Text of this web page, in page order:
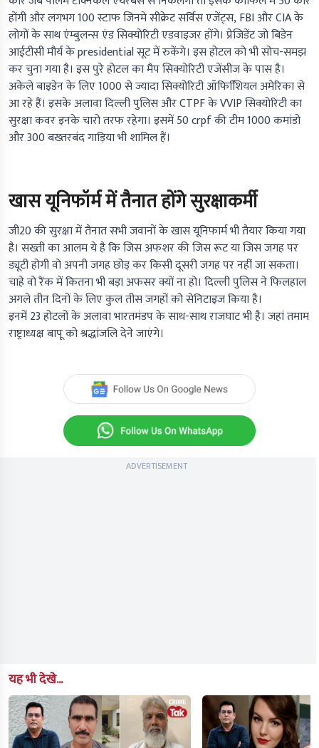
होंगी और लगभग 100 स्टाफ जिनमे सीक्रेट सर्विस एजेंट्स, FBI और CIA के
लोगों के साथ एंम्बुलन्स एंड सिक्योरिटी एडवाइजर होंगे। प्रेजिडेंट जो बिडेन
आईटीसी मौर्य के presidential सूट में रुकेंगे। इस होटल को भी सोच-समझ
कर चुना गया है। इस पुरे होटल का मैप सिक्योरिटी एजेंसीज के पास है।
अकेले बाइडेन के लिए 1000 से ज्यादा सिक्योरिटी ऑफिशिियल अमेरिका से
आ रहे हैं। इसके अलावा दिल्ली पुलिस और CTPF के VVIP सिक्योरिटी का
सुरक्षा कवर इनके चारो तरफ रहेगा। इसमें 50 crpf की टीम 1000 कमांडो
और 300 बख्तरबंद गाड़िया भी शामिल हैं।
खास यूनिफॉर्म में तैनात होंगे सुरक्षाकर्मी
जी20 की सुरक्षा में तैनात सभी जवानों के खास यूनिफार्म भी तैयार किया गया
है। सख्ती का आलम ये है कि जिस अफशर की जिस रूट या जिस जगह पर
ड्यूटी होगी वो अपनी जगह छोड़ कर किसी दूसरी जगह पर नहीं जा सकता।
चाहे वो रैंक में कितना भी बड़ा अफसर क्यों ना हो। दिल्ली पुलिस ने फिलहाल
अगले तीन दिनों के लिए कुल तीस जगहों को सेनिटाइज किया है।
इनमें 23 होटलों के अलावा भारतमंडप के साथ-साथ राजघाट भी है। जहां तमाम
राष्ट्राध्यक्ष बापू को श्रद्धांजलि देने जाएंगे।
ADVERTISEMENT
यह भी देखे...